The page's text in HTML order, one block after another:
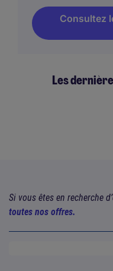
Consultez
Les
Si vous êtes en recherche
toutes nos offres.